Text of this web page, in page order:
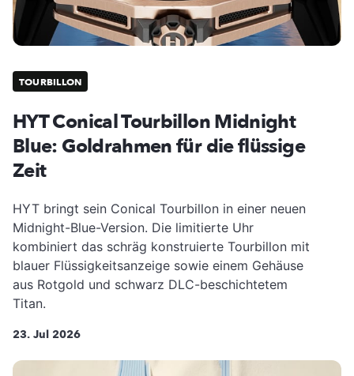
TOURBILLON
HYT Conical Tourbillon Midnight
Blue: Goldrahmen für die flüssige
Zeit
HYT bringt sein Conical Tourbillon in einer neuen
Midnight-Blue-Version. Die limitierte Uhr
kombiniert das schräg konstruierte Tourbillon mit
blauer Flüssigkeitsanzeige sowie einem Gehäuse
aus Rotgold und schwarz DLC-beschichtetem
Titan.
23. Jul 2026